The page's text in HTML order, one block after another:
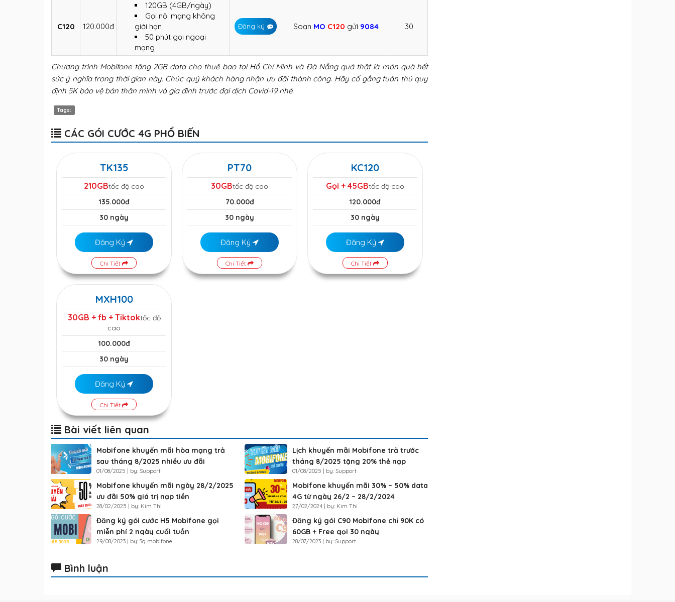
C120 120.000đ
120GB (4GB/ngày)
Gọi nội mạng không
giới hạn
50 phút gọi ngoại
mạng
Đăng ký Soạn MO C120 gửi 9084 30
Chương trình Mobifone tặng 2GB data cho thuê bao tại Hồ Chí Minh và Đà Nẵng quả thật là món quà hết
sức ý nghĩa trong thời gian này. Chúc quý khách hàng nhận ưu đãi thành công. Hãy cố gắng tuân thủ quy
định 5K bảo vệ bản thân mình và gia đình trước đại dịch Covid-19 nhé.
Tags:
CÁC GÓI CƯỚC 4G PHỔ BIẾN
TK135
210GBtốc độ cao
135.000đ
30 ngày
Đăng Ký
Chi Tiết
PT70
30GBtốc độ cao
70.000đ
30 ngày
Đăng Ký
Chi Tiết
KC120
Gọi + 45GBtốc độ cao
120.000đ
30 ngày
Đăng Ký
Chi Tiết
MXH100
30GB + fb + Tiktoktốc độ
cao
100.000đ
30 ngày
Đăng Ký
Chi Tiết
Bài viết liên quan
Mobifone khuyến mãi hòa mạng trả
sau tháng 8/2025 nhiều ưu đãi
01/08/2025 | by: Support
Lịch khuyến mãi Mobifone trả trước
tháng 8/2025 tặng 20% thẻ nạp
01/08/2025 | by: Support
Mobifone khuyến mãi ngày 28/2/2025
ưu đãi 50% giá trị nạp tiền
28/02/2025 | by: Kim Thi
Mobifone khuyến mãi 30% – 50% data
4G từ ngày 26/2 – 28/2/2024
27/02/2024 | by: Kim Thi
Đăng ký gói cước H5 Mobifone gọi
miễn phí 2 ngày cuối tuần
29/08/2023 | by: 3g mobifone
Đăng ký gói C90 Mobifone chỉ 90K có
60GB + Free gọi 30 ngày
28/07/2023 | by: Support
Bình luận